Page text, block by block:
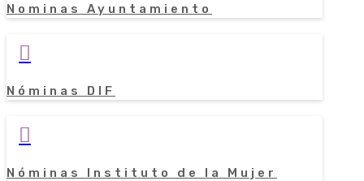
Nominas Ayuntamiento

Nóminas DIF

Nóminas Instituto de la Mujer